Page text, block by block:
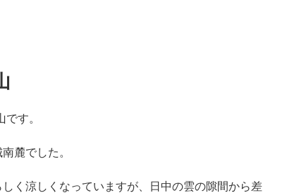
す。
麓でした。
く涼しくなっていますが、日中の雲の隙間から差